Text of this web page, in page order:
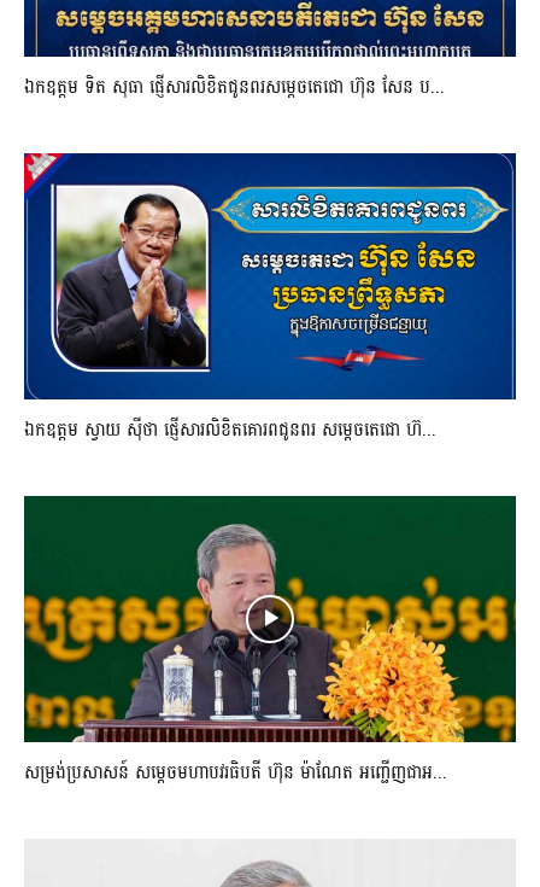
ឯកឧត្តម ទិត សុធា ផ្ញើសារលិខិតជូនពរសម្តេចតេជោ ហ៊ុន សែន ប...
ឯកឧត្តម ស្វាយ ស៊ីថា ផ្ញើសារលិខិតគោរពជូនពរ សម្ដេចតេជោ ហ៊...
សម្រង់ប្រសាសន៍ សម្ដេចមហាបវរធិបតី ហ៊ុន ម៉ាណែត អញ្ជើញជាអ...